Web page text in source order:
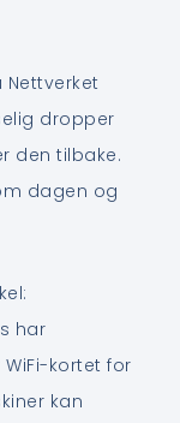
Nettverket
dropper
den tilbake.
dagen og
har
kortet for
kan